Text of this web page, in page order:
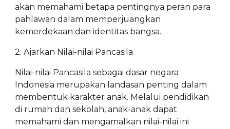
akan memahami betapa pentingnya peran para
pahlawan dalam memperjuangkan
kemerdekaan dan identitas bangsa.
2. Ajarkan Nilai-nilai Pancasila
Nilai-nilai Pancasila sebagai dasar negara
Indonesia merupakan landasan penting dalam
membentuk karakter anak. Melalui pendidikan
di rumah dan sekolah, anak-anak dapat
memahami dan mengamalkan nilai-nilai ini